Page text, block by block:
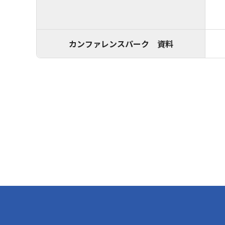
カンファレンスパーク 資料